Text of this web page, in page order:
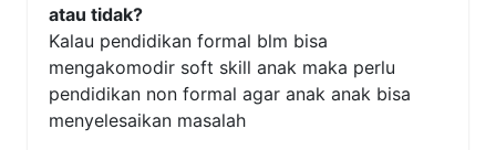
atau tidak?
Kalau pendidikan formal blm bisa
mengakomodir soft skill anak maka perlu
pendidikan non formal agar anak anak bisa
menyelesaikan masalah